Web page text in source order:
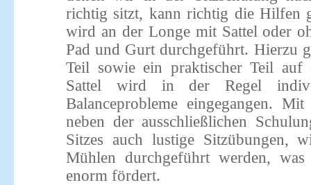
richtig sitzt, kann richtig die Hilfen
wird an der Longe mit Sattel oder
Pad und Gurt durchgeführt. Hierzu
Teil sowie ein praktischer Teil auf
Sattel wird in der Regel
Balanceprobleme eingegangen.
neben der ausschließlichen
Sitzes auch lustige Sitzübungen,
Mühlen durchgeführt werden,
enorm fördert.